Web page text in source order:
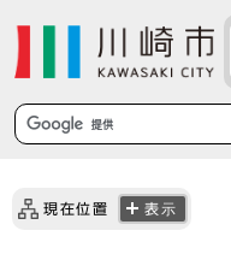
現在位置 表示